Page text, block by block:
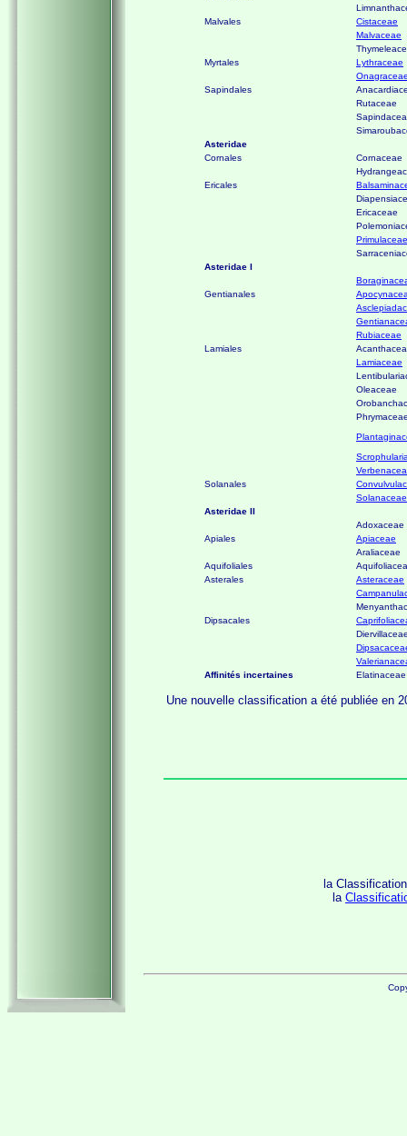
Malvales
Cistaceae
Malvaceae
Myrtales
Lythraceae
Sapindales
Rutaceae
Asteridae
Cornales
Cornaceae
Ericales
Ericaceae
Primulaceae
Asteridae I
Gentianales
Rubiaceae
Lamiales
Lamiaceae
Oleaceae
Solanales
Solanaceae
Asteridae II
Adoxaceae
Apiales
Apiaceae
Araliaceae
Aquifoliales
Asterales
Asteraceae
Dipsacales
Affinités incertaines
Elatinaceae
Une nouvelle classification a été publiée en
la
la